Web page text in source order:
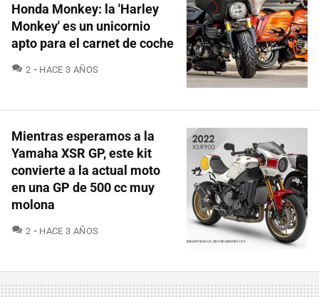
Honda Monkey: la 'Harley
Monkey' es un unicornio
apto para el carnet de coche
2 COMENTARIOS
HACE 3 AÑOS
Mientras esperamos a la
Yamaha XSR GP, este kit
convierte a la actual moto
en una GP de 500 cc muy
molona
2 COMENTARIOS
HACE 3 AÑOS